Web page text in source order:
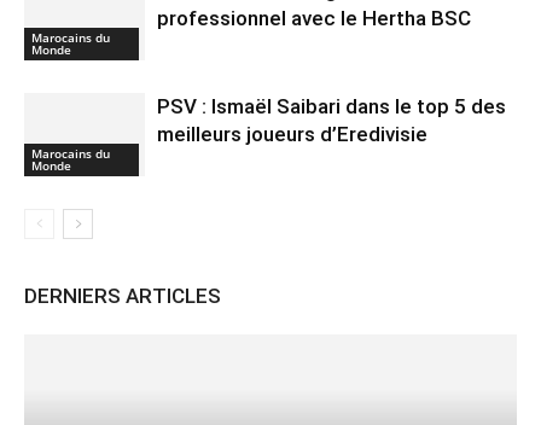
Marocains du
Monde
professionnel avec le Hertha BSC
Marocains du
Monde
PSV : Ismaël Saibari dans le top 5 des
meilleurs joueurs d’Eredivisie
DERNIERS ARTICLES